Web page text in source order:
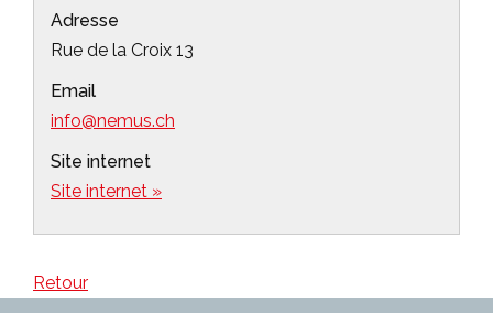
Adresse
Rue de la Croix 13
Email
info@nemus.ch
Site internet
Site internet »
Retour